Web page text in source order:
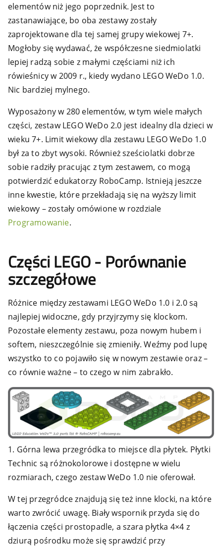
elementów niż jego poprzednik. Jest to
zastanawiające, bo oba zestawy zostały
zaprojektowane dla tej samej grupy wiekowej 7+.
Mogłoby się wydawać, że współczesne siedmiolatki
lepiej radzą sobie z małymi częściami niż ich
rówieśnicy w 2009 r., kiedy wydano LEGO WeDo 1.0.
Nic bardziej mylnego.
Wyposażony w 280 elementów, w tym wiele małych
części, zestaw LEGO WeDo 2.0 jest idealny dla dzieci w
wieku 7+. Limit wiekowy dla zestawu LEGO WeDo 1.0
był za to zbyt wysoki. Również sześciolatki dobrze
sobie radziły pracując z tym zestawem, co mogą
potwierdzić edukatorzy RoboCamp. Istnieją jeszcze
inne kwestie, które przekładają się na wyższy limit
wiekowy – zostały omówione w rozdziale
Programowanie.
Części LEGO - Porównanie
szczegółowe
Różnice między zestawami LEGO WeDo 1.0 i 2.0 są
najlepiej widoczne, gdy przyjrzymy się klockom.
Pozostałe elementy zestawu, poza nowym hubem i
softem, nieszczególnie się zmieniły. Weźmy pod lupę
wszystko to co pojawiło się w nowym zestawie oraz –
co równie ważne – to czego w nim zabrakło.
1. Górna lewa przegródka to miejsce dla płytek. Płytki
Technic są różnokolorowe i dostępne w wielu
rozmiarach, czego zestaw WeDo 1.0 nie oferował.
W tej przegródce znajdują się też inne klocki, na które
warto zwrócić uwagę. Biały wspornik przyda się do
łączenia części prostopadle, a szara płytka 4×4 z
dziurą pośrodku może się sprawdzić przy